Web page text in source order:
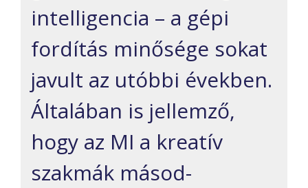
intelligencia – a gépi
fordítás minősége sokat
javult az utóbbi években.
Általában is jellemző,
hogy az MI a kreatív
szakmák másod-